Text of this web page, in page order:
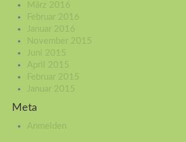
März 2016
Februar 2016
Januar 2016
November 2015
Juni 2015
April 2015
Februar 2015
Januar 2015
Meta
Anmelden